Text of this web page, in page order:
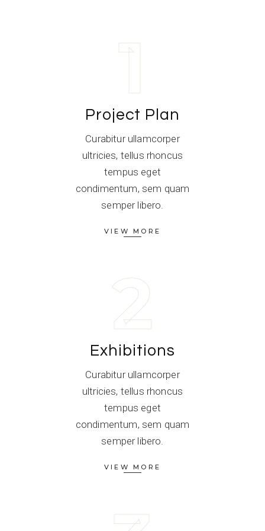
1
Project Plan
Curabitur ullamcorper
ultricies, tellus rhoncus
tempus eget
condimentum, sem quam
semper libero.
VIEW MORE
2
Exhibitions
Curabitur ullamcorper
ultricies, tellus rhoncus
tempus eget
condimentum, sem quam
semper libero.
VIEW MORE